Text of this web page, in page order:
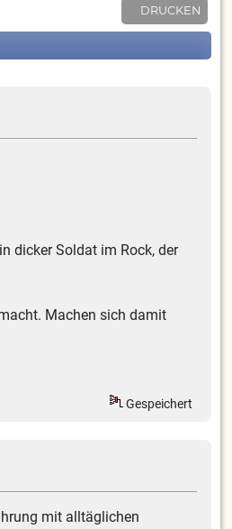
DRUCKEN
dicker Soldat im Rock, der
Machen sich damit
Gespeichert
mit alltäglichen